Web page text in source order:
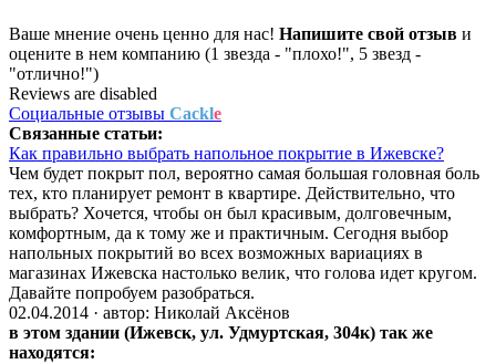
Ваше мнение очень ценно для нас! Напишите свой отзыв и
оцените в нем компанию (1 звезда - "плохо!", 5 звезд -
"отлично!")
Reviews are disabled
Социальные отзывы Cackle
Связанные статьи:
Как правильно выбрать напольное покрытие в Ижевске?
Чем будет покрыт пол, вероятно самая большая головная боль
тех, кто планирует ремонт в квартире. Действительно, что
выбрать? Хочется, чтобы он был красивым, долговечным,
комфортным, да к тому же и практичным. Сегодня выбор
напольных покрытий во всех возможных вариациях в
магазинах Ижевска настолько велик, что голова идет кругом.
Давайте попробуем разобраться.
02.04.2014 · автор: Николай Аксёнов
в этом здании (Ижевск, ул. Удмуртская, 304к) так же
находятся: